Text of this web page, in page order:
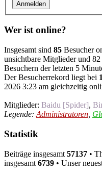
Wer ist online?
Insgesamt sind 85 Besucher
unsichtbare Mitglieder und
Besuchern der letzten 5
Der Besucherrekord liegt bei
2026 3:23 am gleichzeitig
Mitglieder: Baidu [Spider],
Legende: Administratoren
Statistik
Beiträge insgesamt 57137 •
insgesamt 6739 • Unser